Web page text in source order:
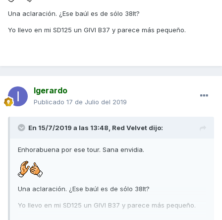
Una aclaración. ¿Ese baúl es de sólo 38lt?
Yo llevo en mi SD125 un GIVI B37 y parece más pequeño.
Igerardo
Publicado 17 de Julio del 2019
En 15/7/2019 a las 13:48, Red Velvet dijo:
Enhorabuena por ese tour. Sana envidia.
Una aclaración. ¿Ese baúl es de sólo 38lt?
Yo llevo en mi SD125 un GIVI B37 y parece más pequeño.